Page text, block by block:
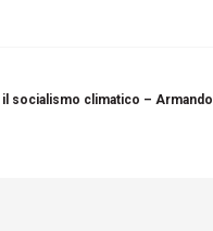
il socialismo climatico – Armando